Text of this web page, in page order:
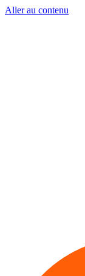
Aller au contenu